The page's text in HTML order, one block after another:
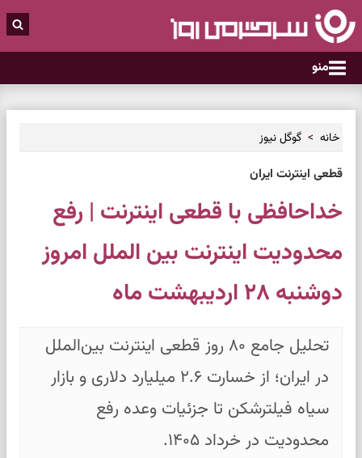
منو
خانه گوگل نیوز
قطعی اینترنت ایران
خداحافظی با قطعی اینترنت | رفع
محدودیت اینترنت بین الملل امروز
دوشنبه ۲۸ اردیبهشت ماه
تحلیل جامع ۸۰ روز قطعی اینترنت بین‌الملل
در ایران؛ از خسارت ۲.۶ میلیارد دلاری و بازار
سیاه فیلترشکن تا جزئیات وعده رفع
محدودیت در خرداد ۱۴۰۵.